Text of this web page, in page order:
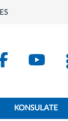
ES
KONSULATE